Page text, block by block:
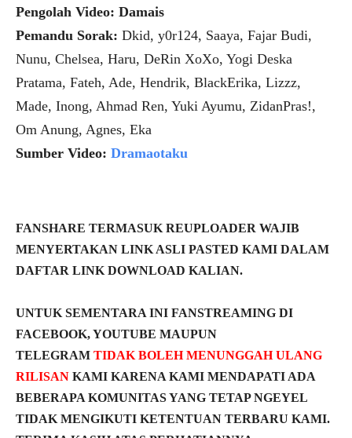
Pengolah Video: Damais
Pemandu Sorak: Dkid, y0r124, Saaya, Fajar Budi,
Nunu, Chelsea, Haru, DeRin XoXo, Yogi Deska
Pratama, Fateh, Ade, Hendrik, BlackErika, Lizzz,
Made, Inong, Ahmad Ren, Yuki Ayumu, ZidanPras!,
Om Anung, Agnes, Eka
Sumber Video: Dramaotaku
FANSHARE TERMASUK REUPLOADER WAJIB
MENYERTAKAN LINK ASLI PASTED KAMI DALAM
DAFTAR LINK DOWNLOAD KALIAN.
UNTUK SEMENTARA INI FANSTREAMING DI
FACEBOOK, YOUTUBE MAUPUN
TELEGRAM TIDAK BOLEH MENUNGGAH ULANG
RILISAN KAMI KARENA KAMI MENDAPATI ADA
BEBERAPA KOMUNITAS YANG TETAP NGEYEL
TIDAK MENGIKUTI KETENTUAN TERBARU KAMI.